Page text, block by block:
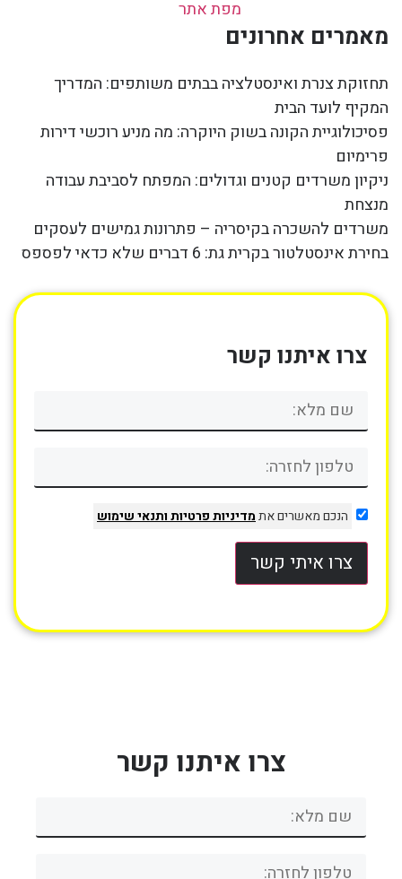
מפת אתר
מאמרים אחרונים
תחזוקת צנרת ואינסטלציה בבתים משותפים: המדריך
המקיף לועד הבית
פסיכולוגיית הקונה בשוק היוקרה: מה מניע רוכשי דירות
פרימיום
ניקיון משרדים קטנים וגדולים: המפתח לסביבת עבודה
מנצחת
משרדים להשכרה בקיסריה – פתרונות גמישים לעסקים
בחירת אינסטלטור בקרית גת: 6 דברים שלא כדאי לפספס
צרו איתנו קשר
הנכם מאשרים אתמדיניות פרטיותותנאי שימוש
צרו איתי קשר
צרו איתנו קשר